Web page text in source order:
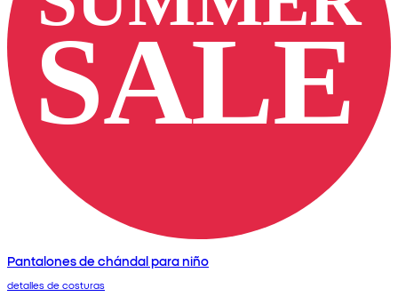
Pantalones de chándal para niño
detalles de costuras